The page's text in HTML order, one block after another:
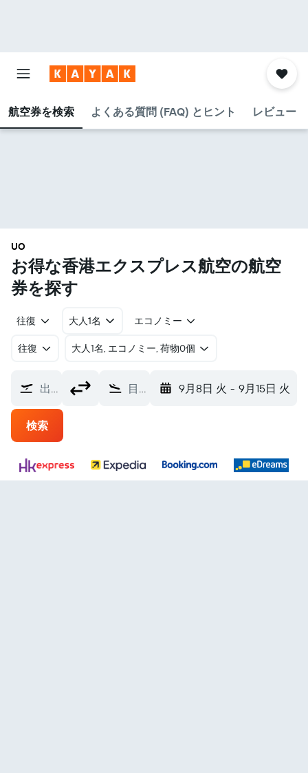
航空券を検索 よくある質問 (FAQ) とヒント レビュー
UO
お得な香港エクスプレス航空​の航空
券を探す
往復 大人1名 エコノミー
往復 ​大人1名, エコノミー, 荷物0個
出発地 目的地 9月8日 火 - 9月15日 火
検索